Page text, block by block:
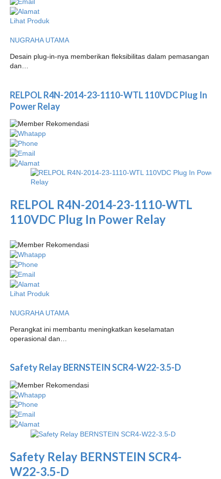
Lihat Produk
NUGRAHA UTAMA
Desain plug-in-nya memberikan fleksibilitas dalam pemasangan
dan…
RELPOL R4N-2014-23-1110-WTL 110VDC Plug In
Power Relay
RELPOL R4N-2014-23-1110-WTL
110VDC Plug In Power Relay
Lihat Produk
NUGRAHA UTAMA
Perangkat ini membantu meningkatkan keselamatan
operasional dan…
Safety Relay BERNSTEIN SCR4-W22-3.5-D
Safety Relay BERNSTEIN SCR4-
W22-3.5-D